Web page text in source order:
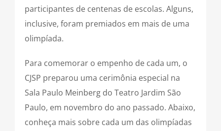
participantes de centenas de escolas. Alguns,
inclusive, foram premiados em mais de uma
olimpíada.
Para comemorar o empenho de cada um, o
CJSP preparou uma cerimônia especial na
Sala Paulo Meinberg do Teatro Jardim São
Paulo, em novembro do ano passado. Abaixo,
conheça mais sobre cada um das olimpíadas